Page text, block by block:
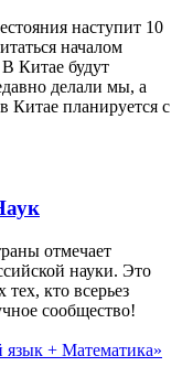
наступит 10
началом
Китае будут
делали мы, а
Китае планируется с
отмечает
науки. Это
кто всерьез
сообщество!